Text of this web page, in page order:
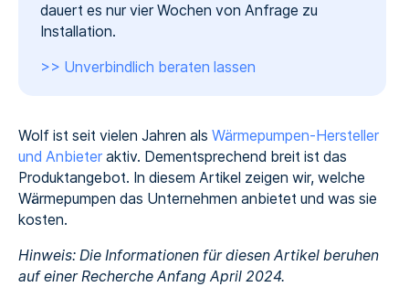
dauert es nur vier Wochen von Anfrage zu
Installation.
>> Unverbindlich beraten lassen
Wolf ist seit vielen Jahren als Wärmepumpen-Hersteller
und Anbieteraktiv. Dementsprechend breit ist das
Produktangebot. In diesem Artikel zeigen wir, welche
Wärmepumpen das Unternehmen anbietet und was sie
kosten.
Hinweis: Die Informationen für diesen Artikel beruhen
auf einer Recherche Anfang April 2024.